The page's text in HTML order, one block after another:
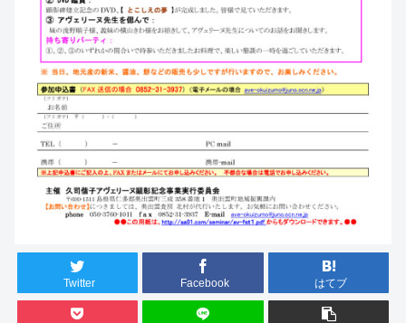
Twitter Facebook はてブ